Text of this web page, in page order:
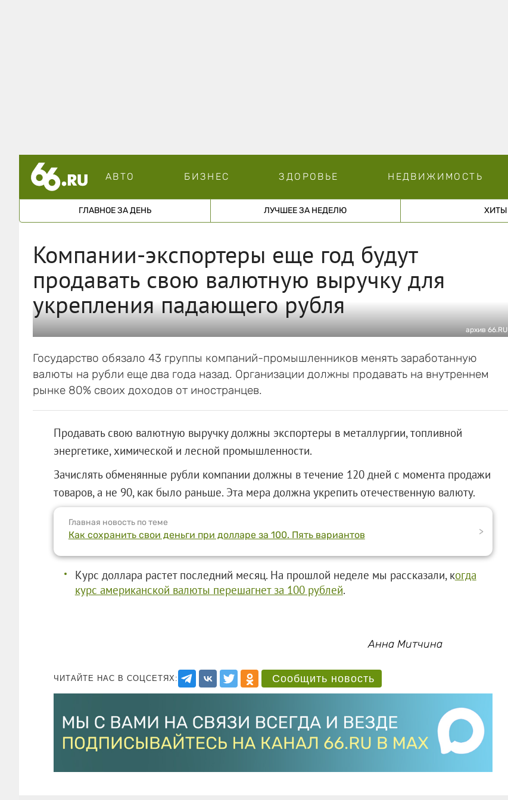
АВТО БИЗНЕС ЗДОРОВЬЕ НЕДВИЖИМОСТЬ
ГЛАВНОЕ ЗА ДЕНЬ ЛУЧШЕЕ ЗА НЕДЕЛЮ ХИТЫ
Компании-экспортеры еще год будут
продавать свою валютную выручку для
укрепления падающего рубля
архив 66.RU
Государство обязало 43 группы компаний-промышленников менять заработанную
валюты на рубли еще два года назад. Организации должны продавать на внутреннем
рынке 80% своих доходов от иностранцев.
Продавать свою валютную выручку должны экспортеры в металлургии, топливной
энергетике, химической и лесной промышленности.
Зачислять обменянные рубли компании должны в течение 120 дней с момента продажи
товаров, а не 90, как было раньше. Эта мера должна укрепить отечественную валюту.
Главная новость по теме
Как сохранить свои деньги при долларе за 100. Пять вариантов >
Курс доллара растет последний месяц. На прошлой неделе мы рассказали, когда
курс американской валюты перешагнет за 100 рублей.
Анна Митчина
ЧИТАЙТЕ НАС В СОЦСЕТЯХ: Сообщить новость